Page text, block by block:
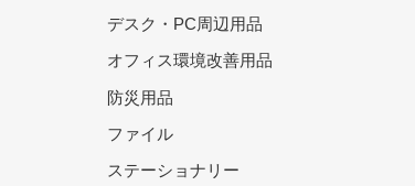
デスク・PC周辺用品
オフィス環境改善用品
防災用品
ファイル
ステーショナリー